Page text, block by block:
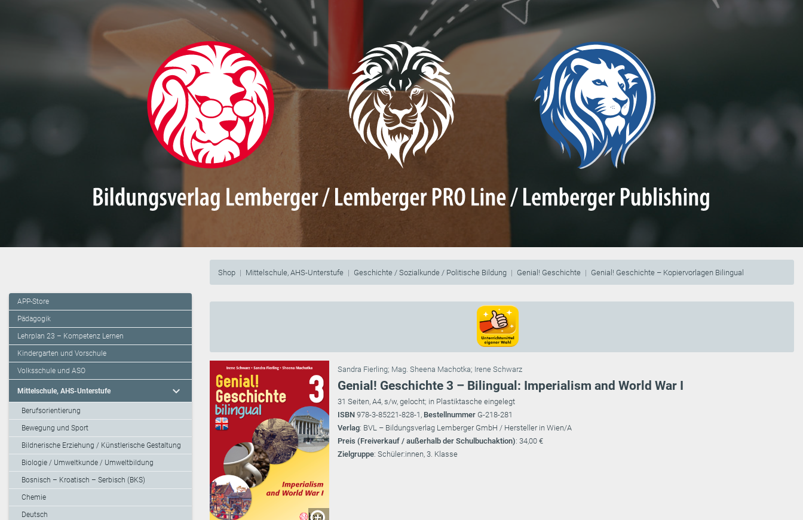
Shop Mittelschule, AHS-Unterstufe Geschichte / Sozialkunde / Politische Bildung Genial! Geschichte Genial! Geschichte – Kopiervorlagen Bilingual
APP-Store
Pädagogik
Lehrplan 23 – Kompetenz Lernen
Kindergarten und Vorschule
Volksschule und ASO
Mittelschule, AHS-Unterstufe expand_more
Berufsorientierung
Bewegung und Sport
Bildnerische Erziehung / Künstlerische Gestaltung
Biologie / Umweltkunde / Umweltbildung
Bosnisch – Kroatisch – Serbisch (BKS)
Chemie
Deutsch
Sandra Fierling; Mag. Sheena Machotka; Irene Schwarz
Genial! Geschichte 3 – Bilingual: Imperialism and World War I
31 Seiten, A4, s/w, gelocht; in Plastiktasche eingelegt
ISBN 978-3-85221-828-1, Bestellnummer G-218-281
Verlag: BVL – Bildungsverlag Lemberger GmbH / Hersteller in Wien/A
Preis (Freiverkauf / außerhalb der Schulbuchaktion): 34,00 €
Zielgruppe: Schüler:innen, 3. Klasse